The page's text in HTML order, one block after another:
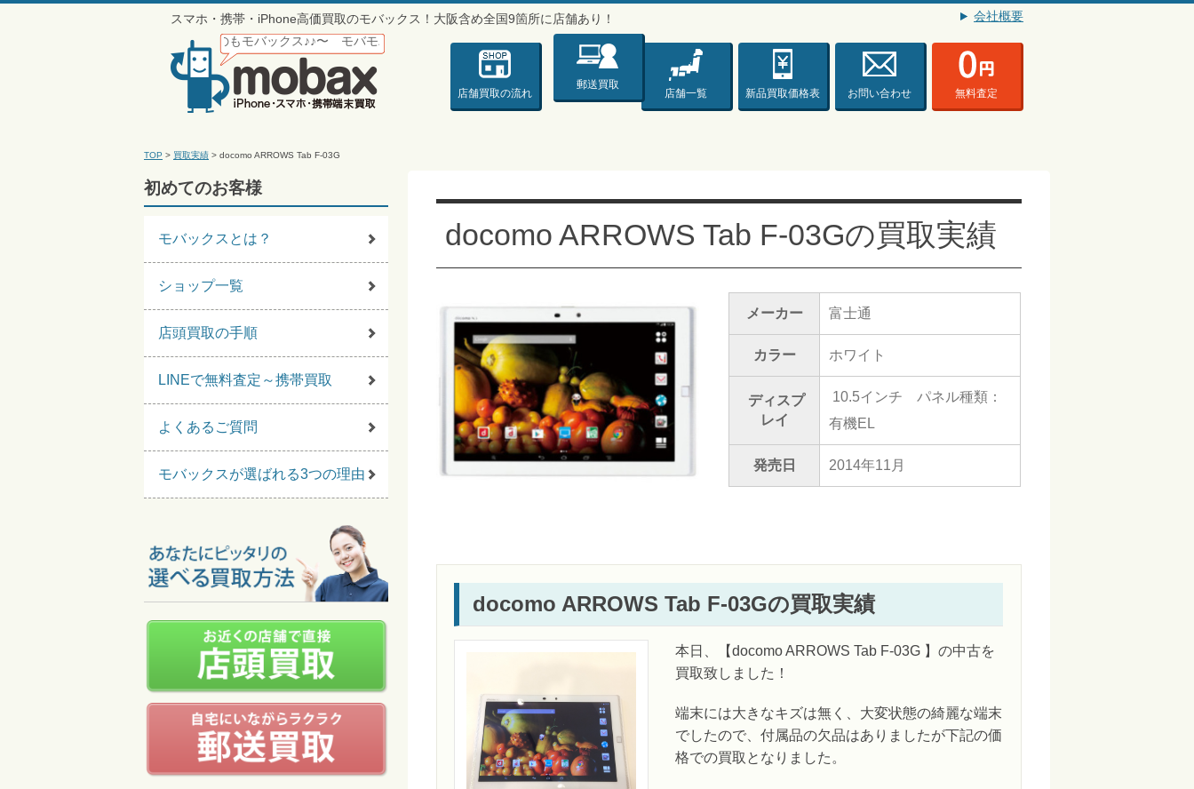
スマホ・携帯・iPhone高価買取のモバックス！大阪含め全国9箇所に店舗あり！
モバックス♪〜 携帯買うのもモバックス♪♪〜 モバモバモバモバモバックス♪♪♪〜
会社概要
店舗買取の流れ 郵送買取 店舗一覧 新品買取価格表 お問い合わせ 無料査定
TOP > 買取実績 > docomo ARROWS Tab F-03G
docomo ARROWS Tab F-03Gの買取実績
メーカー 富士通
カラー ホワイト
ディスプ
レイ
10.5インチ パネル種類：
有機EL
発売日 2014年11月
docomo ARROWS Tab F-03Gの買取実績
本日、【docomo ARROWS Tab F-03G 】の中古を
買取致しました！
端末には大きなキズは無く、大変状態の綺麗な端末
でしたので、付属品の欠品はありましたが下記の価
格での買取となりました。
初めてのお客様
モバックスとは？
ショップ一覧
店頭買取の手順
LINEで無料査定～携帯買取
よくあるご質問
モバックスが選ばれる3つの理由